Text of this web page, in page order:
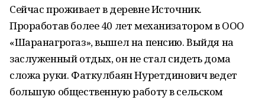
Сейчас проживает в деревне Источник.
Проработав более 40 лет механизатором в ООО
«Шаранагрогаз», вышел на пенсию. Выйдя на
заслуженный отдых, он не стал сидеть дома
сложа руки. Фаткулбаян Нуретдинович ведет
большую общественную работу в сельском